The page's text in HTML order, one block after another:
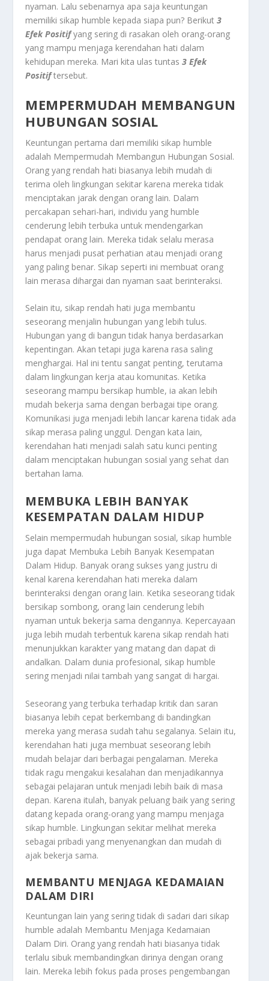
nyaman. Lalu sebenarnya apa saja keuntungan
memiliki sikap humble kepada siapa pun? Berikut3
Efek Positifyang sering di rasakan oleh orang-orang
yang mampu menjaga kerendahan hati dalam
kehidupan mereka. Mari kita ulas tuntas3 Efek
Positiftersebut.
MEMPERMUDAH MEMBANGUN
HUBUNGAN SOSIAL
Keuntungan pertama dari memiliki sikap humble
adalah Mempermudah Membangun Hubungan Sosial.
Orang yang rendah hati biasanya lebih mudah di
terima oleh lingkungan sekitar karena mereka tidak
menciptakan jarak dengan orang lain. Dalam
percakapan sehari-hari, individu yang humble
cenderung lebih terbuka untuk mendengarkan
pendapat orang lain. Mereka tidak selalu merasa
harus menjadi pusat perhatian atau menjadi orang
yang paling benar. Sikap seperti ini membuat orang
lain merasa dihargai dan nyaman saat berinteraksi.
Selain itu, sikap rendah hati juga membantu
seseorang menjalin hubungan yang lebih tulus.
Hubungan yang di bangun tidak hanya berdasarkan
kepentingan. Akan tetapi juga karena rasa saling
menghargai. Hal ini tentu sangat penting, terutama
dalam lingkungan kerja atau komunitas. Ketika
seseorang mampu bersikap humble, ia akan lebih
mudah bekerja sama dengan berbagai tipe orang.
Komunikasi juga menjadi lebih lancar karena tidak ada
sikap merasa paling unggul. Dengan kata lain,
kerendahan hati menjadi salah satu kunci penting
dalam menciptakan hubungan sosial yang sehat dan
bertahan lama.
MEMBUKA LEBIH BANYAK
KESEMPATAN DALAM HIDUP
Selain mempermudah hubungan sosial, sikap humble
juga dapat Membuka Lebih Banyak Kesempatan
Dalam Hidup. Banyak orang sukses yang justru di
kenal karena kerendahan hati mereka dalam
berinteraksi dengan orang lain. Ketika seseorang tidak
bersikap sombong, orang lain cenderung lebih
nyaman untuk bekerja sama dengannya. Kepercayaan
juga lebih mudah terbentuk karena sikap rendah hati
menunjukkan karakter yang matang dan dapat di
andalkan. Dalam dunia profesional, sikap humble
sering menjadi nilai tambah yang sangat di hargai.
Seseorang yang terbuka terhadap kritik dan saran
biasanya lebih cepat berkembang di bandingkan
mereka yang merasa sudah tahu segalanya. Selain itu,
kerendahan hati juga membuat seseorang lebih
mudah belajar dari berbagai pengalaman. Mereka
tidak ragu mengakui kesalahan dan menjadikannya
sebagai pelajaran untuk menjadi lebih baik di masa
depan. Karena itulah, banyak peluang baik yang sering
datang kepada orang-orang yang mampu menjaga
sikap humble. Lingkungan sekitar melihat mereka
sebagai pribadi yang menyenangkan dan mudah di
ajak bekerja sama.
MEMBANTU MENJAGA KEDAMAIAN
DALAM DIRI
Keuntungan lain yang sering tidak di sadari dari sikap
humble adalah Membantu Menjaga Kedamaian
Dalam Diri. Orang yang rendah hati biasanya tidak
terlalu sibuk membandingkan dirinya dengan orang
lain. Mereka lebih fokus pada proses pengembangan